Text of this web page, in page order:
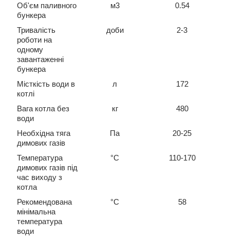
Об'єм паливного
бункера
м3 0.54
Тривалість
роботи на
одному
завантаженні
бункера
доби 2-3
Місткість води в
котлі
л 172
Вага котла без
води
кг 480
Необхідна тяга
димових газів
Па 20-25
Температура
димових газів під
час виходу з
котла
°С 110-170
Рекомендована
мінімальна
температура
води
°С 58